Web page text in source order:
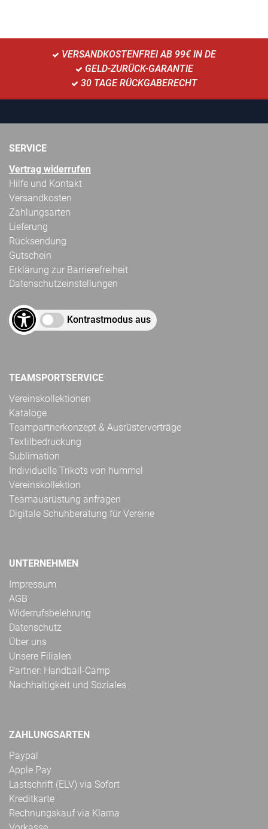
VERSANDKOSTENFREI AB 99€ IN DE
GELD-ZURÜCK-GARANTIE
30 TAGE RÜCKGABERECHT
SERVICE
Vertrag widerrufen
Hilfe und Kontakt
Versandkosten
Zahlungsarten
Lieferung
Rücksendung
Gutschein
Erklärung zur Barrierefreiheit
Datenschutzeinstellungen
Kontrastmodus aus
TEAMSPORTSERVICE
Vereinskollektionen
Kataloge
Teampartnerkonzept & Ausrüsterverträge
Textilbedruckung
Sublimation
Individuelle Trikots von hummel
Vereinskollektion
Teamausrüstung anfragen
Digitale Schuhberatung für Vereine
UNTERNEHMEN
Impressum
AGB
Widerrufsbelehrung
Datenschutz
Über uns
Unsere Filialen
Partner: Handball-Camp
Nachhaltigkeit und Soziales
ZAHLUNGSARTEN
Paypal
Apple Pay
Lastschrift (ELV) via Sofort
Kreditkarte
Rechnungskauf via Klarna